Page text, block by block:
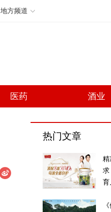
地方频道
医药 酒业
热门文章
精
求
育